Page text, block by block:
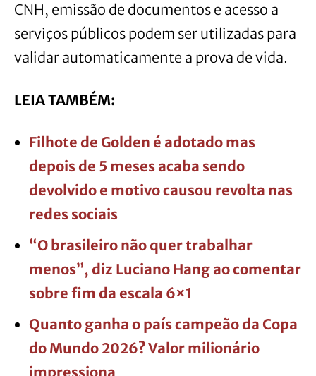
CNH, emissão de documentos e acesso a
serviços públicos podem ser utilizadas para
validar automaticamente a prova de vida.
LEIA TAMBÉM:
Filhote de Golden é adotado mas
depois de 5 meses acaba sendo
devolvido e motivo causou revolta nas
redes sociais
“O brasileiro não quer trabalhar
menos”, diz Luciano Hang ao comentar
sobre fim da escala 6×1
Quanto ganha o país campeão da Copa
do Mundo 2026? Valor milionário
impressiona